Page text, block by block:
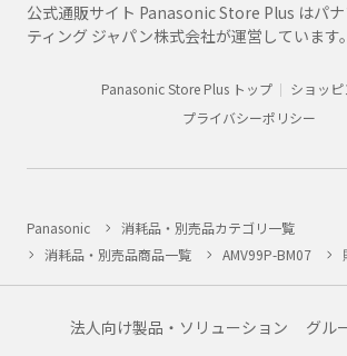
公式通販サイト Panasonic Store Plus はパ
ティング ジャパン株式会社が運営しています。
Panasonic Store Plus トップ
ショッ
プライバシーポリシー
Panasonic
消耗品・別売品カテゴリ一覧
消耗品・別売品商品一覧
AMV99P-BM07
法人向け製品・ソリューション グル